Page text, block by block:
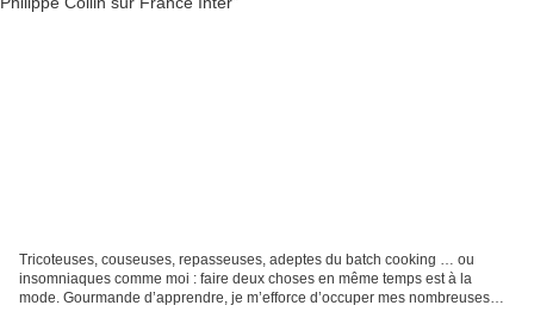
Tricoteuses, couseuses, repasseuses, adeptes du batch cooking … ou
insomniaques comme moi : faire deux choses en même temps est à la
mode. Gourmande d’apprendre, je m’efforce d’occuper mes nombreuses